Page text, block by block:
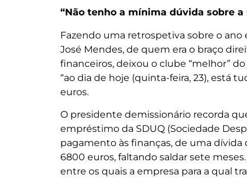
“Não tenho a mínima dúvida sobre a
Fazendo uma retrospetiva sobre o
José Mendes, de quem era o braço
financeiros, deixou o clube “melhor”
“ao dia de hoje (quinta-feira, 23), está
euros.
O presidente demissionário recorda
empréstimo da SDUQ (Sociedade
pagamento às finanças, de uma
6800 euros, faltando saldar sete
entre os quais a empresa para a qual